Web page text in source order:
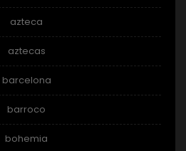
azteca
aztecas
barcelona
barroco
bohemia